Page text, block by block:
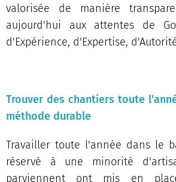
valorisée de manière
aujourd'hui aux attentes de
d'Expérience, d'Expertise,
Trouver des chantiers toute
méthode durable
Travailler toute l'année dans le
réservé à une minorité
parviennent ont mis en